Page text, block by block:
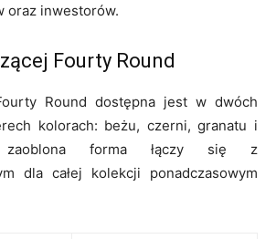
oraz inwestorów.
Fourty Round
Round dostępna jest w dwóch
kolorach: beżu, czerni, granatu i
forma łączy się z
dla całej kolekcji ponadczasowym